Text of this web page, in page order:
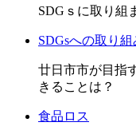
SDGｓに取り組
SDGsへの取り組
廿日市市が目指
きることは？
食品ロス